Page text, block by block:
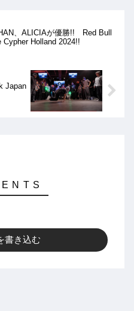
、ALICIAが優勝!! Red Bull
Cypher Holland 2024!!
Japan
書き込む